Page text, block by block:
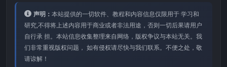
声明： 本站提供的⼀切软件、教程和内容信息仅限⽤于 学习和
研究,不得将上述内容⽤于商业或者⾮法⽤途，否则⼀切后果请⽤户
⾃⾏承 担。本站信息收集整理来⾃⽹络，版权争议与本站⽆关。我
们⾮常重视版权问题， 如有侵权请尽快与我们联系。不便之处，敬
请谅解！